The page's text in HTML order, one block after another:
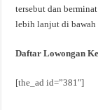
tersebut dan
lebih lanjut di bawah
Daftar Lowongan
[the_ad id=”381″]